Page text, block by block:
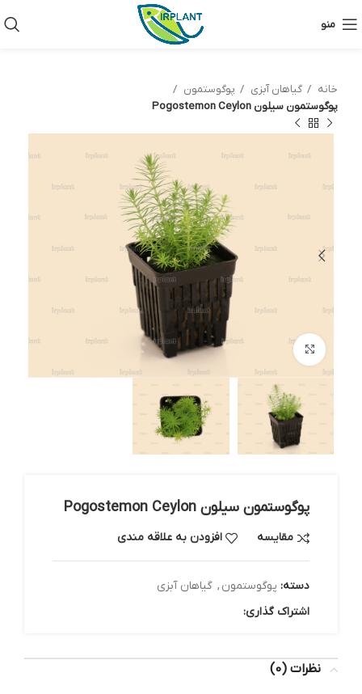
منو
خانه گیاهان آبزی
پوگوستمون
پوگوستمون سیلون Pogostemon Ceylon
پوگوستمون سیلون Pogostemon Ceylon
مقایسه افزودن به علاقه مندی
دسته: پوگوستمون , گیاهان آبزی
اشتراک گذاری:
نظرات (0)